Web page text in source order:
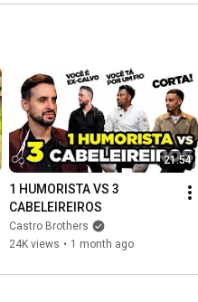
21:54
1 HUMORISTA VS 3
CABELEIREIROS
Castro Brothers
24K views • 1 month ago